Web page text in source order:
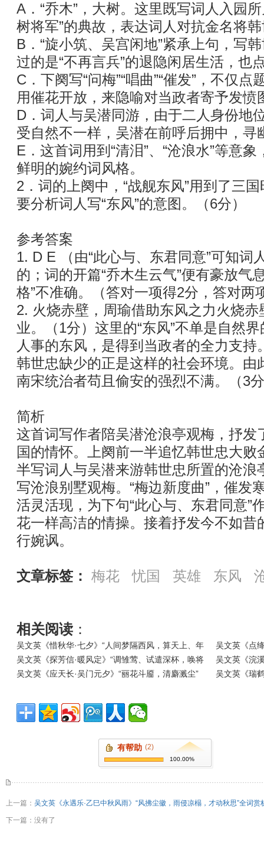
A．“乔木”，大树。这里既写词人入园
树将军”的典故，表达词人对抗金名将
B．“旋小筑、吴宫闲地”紧承上句，写
过的是“不再言兵”的退隐闲居生活，也
C．下阕写“问梅”“唱曲”“催发”，不仅
用催花开放，来隐喻对当政者寄予发愤
D．词人与吴潜同游，由于二人身份地
受自然不一样，吴潜在前呼后拥中，寻
E．这首词用到“清泪”、“沧浪水”等意
鲜明的婉约词风格。
2．词的上阕中，“战舰东风”用到了三
要分析词人写“东风”的意图。（6分）
参考答案
1. D E （由“此心与、东君同意”可知词
的；词的开篇“乔木生云气”便有豪放气
格”不准确。（答对一项得2分，答对两
2. 火烧赤壁，周瑜借助东风之力火烧
业。（1分）这里的“东风”不单是自然
人事的东风，是得到当政者的全力支
韩世忠缺少的正是这样的社会环境。由
南宋统治者苟且偷安的强烈不满。（3
简析
这首词写作者陪吴潜沧浪亭观梅，抒发
国的情怀。上阕前一半追忆韩世忠大败
半写词人与吴潜来游韩世忠所置的沧浪
写沧浪别墅观梅。“梅边新度曲”，催发
活灵活现，为下句“此心与、东君同意”
花一样高洁的情操。接着抒发今不如昔
行婉讽。
文章标签： 梅花 忧国 英雄 东风
相关阅读 ：
吴文英《惜秋华·七夕》“人间梦隔西风，算天上、年
吴文英《点
吴文英《探芳信·暖风定》“调雏莺、试遣深杯，唤将
吴文英《浣
吴文英《应天长·吴门元夕》“丽花斗靥，清麝溅尘”
吴文英《瑞
有帮助 (2)
100.00%
上一篇： 吴文英《永遇乐·乙巳中秋风雨》“风拂尘徽，雨侵凉榻，才动秋思”全词赏
下一篇：没有了